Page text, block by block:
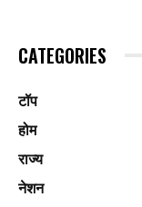
CATEGORIES
टॉप
होम
राज्य
नेशन